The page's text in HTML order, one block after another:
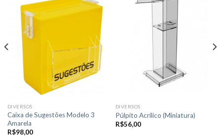
desejos
DIVERSOS
Caixa de Sugestões Modelo 3
Amarela
R$98,00
DIVERSOS
Púlpito Acrílico (Miniatura)
R$56,00